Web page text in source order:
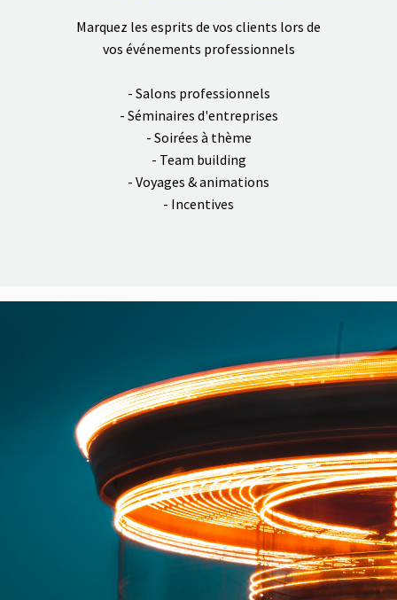
Marquez les esprits de vos clients lors de
vos événements professionnels
- Salons professionnels
- Séminaires d'entreprises
- Soirées à thème
- Team building
- Voyages & animations
- Incentives